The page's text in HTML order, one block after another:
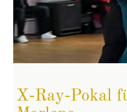
X-Ray-Pokal